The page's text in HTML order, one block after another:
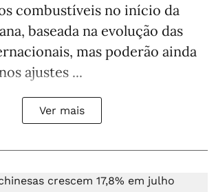
combustíveis no início da
baseada na evolução das
mas poderão ainda
ajustes ...
Ver mais